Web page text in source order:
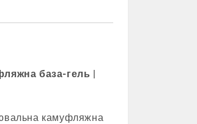
база-гель |
камуфляжна